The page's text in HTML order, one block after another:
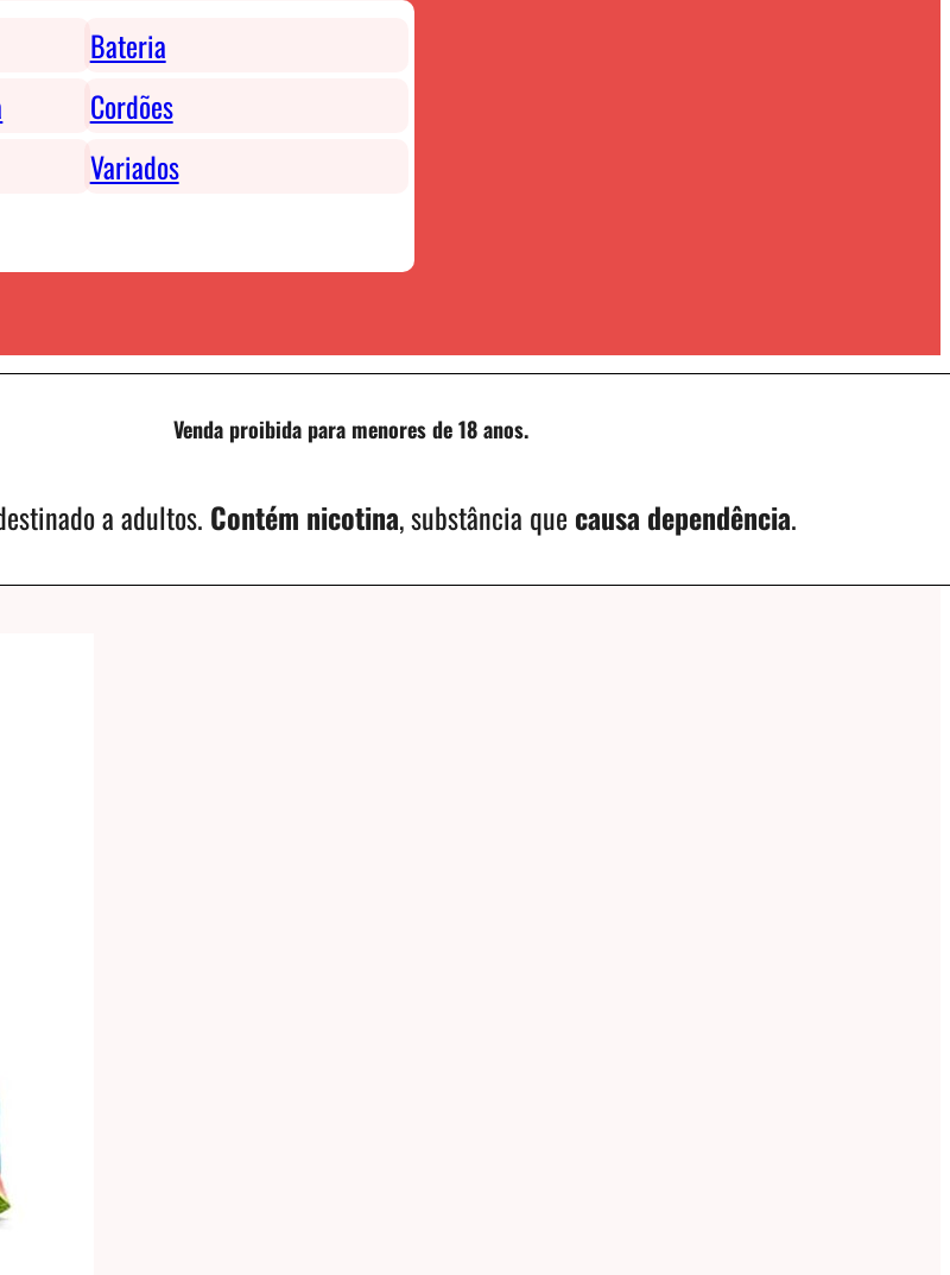
Bateria
Cordões
Variados
Venda proibida para menores de 18 anos.
a adultos. Contém nicotina, substância que causa dependência.